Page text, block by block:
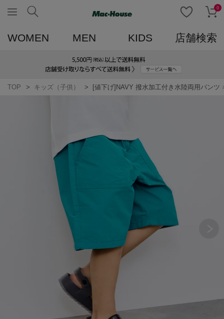
0
WOMEN MEN KIDS 店舗検索
TOP キッズ（子供） [値下げ]NAVY 撥水加工付き水陸両用パンツ